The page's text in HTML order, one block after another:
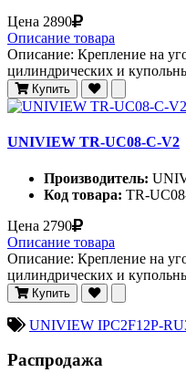
Цена 2890
Описание товара
Описание: Крепление на
цилиндрических и
Купить
UNIVIEW TR-UC08-C-V2
Производитель:
Код товара: TR-
Цена 2790
Описание товара
Описание: Крепление на
цилиндрических и
Купить
UNIVIEW IPC2F12P-
Распродажа